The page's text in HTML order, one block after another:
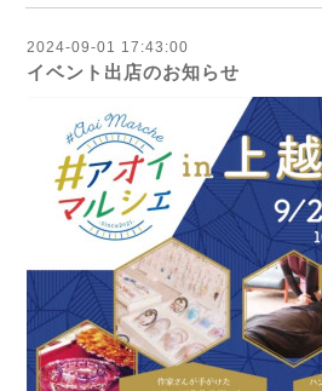
2024-09-01 17:43:00
イベント出店のお知らせ